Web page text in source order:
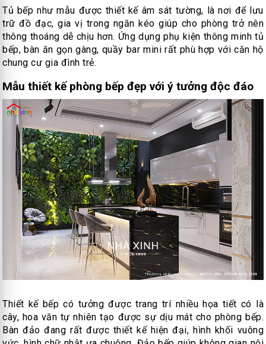
Tủ bếp như mẫu được thiết kế âm sát tường, là nơi để lưu
trữ đồ đạc, gia vị trong ngăn kéo giúp cho phòng trở nên
thông thoáng dễ chịu hơn. Ứng dụng phụ kiện thông minh tủ
bếp, bàn ăn gọn gàng, quầy bar mini rất phù hợp với căn hộ
chung cư gia đình trẻ.
Mẫu thiết kế phòng bếp đẹp với ý tưởng độc đáo
Thiết kế bếp có tưởng được trang trí nhiều họa tiết có là
cây, hoa văn tự nhiên tạo được sự dịu mát cho phòng bếp.
Bàn đảo đang rất được thiết kế hiện đại, hình khối vuông